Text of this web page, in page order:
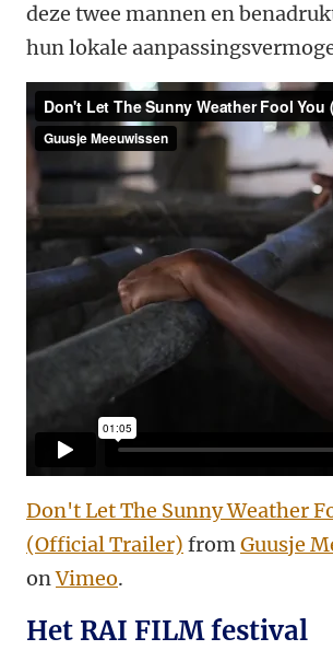
deze twee mannen en
hun lokale
Don't Let The Sunny Weather
(Official Trailer) fromGuusje
onVimeo.
Het RAI FILM festival